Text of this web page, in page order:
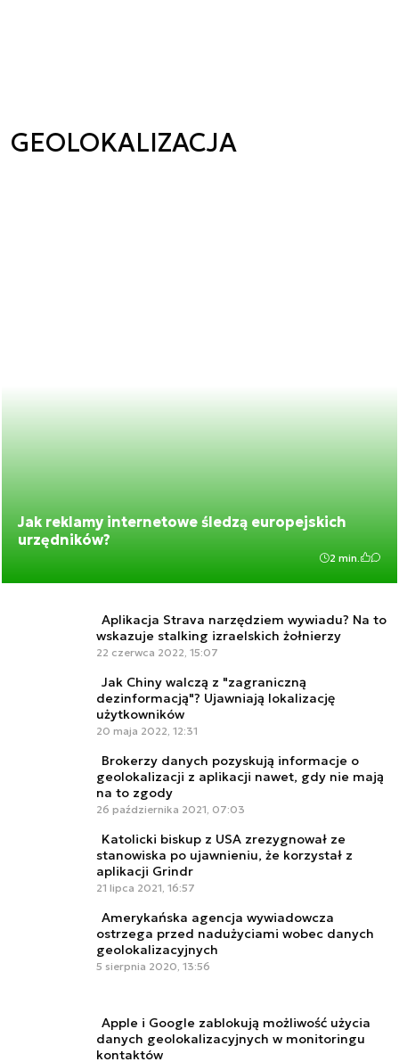
GEOLOKALIZACJA
Jak reklamy internetowe śledzą europejskich
urzędników?
2 min.
Aplikacja Strava narzędziem wywiadu? Na to
wskazuje stalking izraelskich żołnierzy
22 czerwca 2022, 15:07
Jak Chiny walczą z "zagraniczną
dezinformacją"? Ujawniają lokalizację
użytkowników
20 maja 2022, 12:31
Brokerzy danych pozyskują informacje o
geolokalizacji z aplikacji nawet, gdy nie mają
na to zgody
26 października 2021, 07:03
Katolicki biskup z USA zrezygnował ze
stanowiska po ujawnieniu, że korzystał z
aplikacji Grindr
21 lipca 2021, 16:57
Amerykańska agencja wywiadowcza
ostrzega przed nadużyciami wobec danych
geolokalizacyjnych
5 sierpnia 2020, 13:56
Apple i Google zablokują możliwość użycia
danych geolokalizacyjnych w monitoringu
kontaktów